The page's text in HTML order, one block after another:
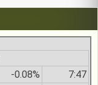
-0.08% 7:47